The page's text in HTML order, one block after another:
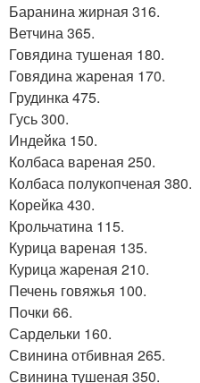
Баранина жирная 316.
Ветчина 365.
Говядина тушеная 180.
Говядина жареная 170.
Грудинка 475.
Гусь 300.
Индейка 150.
Колбаса вареная 250.
Колбаса полукопченая 380.
Корейка 430.
Крольчатина 115.
Курица вареная 135.
Курица жареная 210.
Печень говяжья 100.
Почки 66.
Сардельки 160.
Свинина отбивная 265.
Свинина тушеная 350.